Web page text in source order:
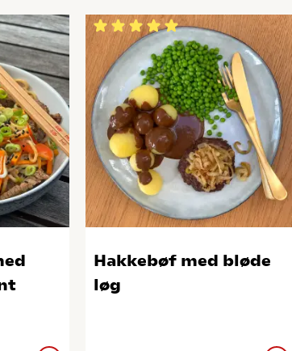
Hakkebøf med bløde
løg